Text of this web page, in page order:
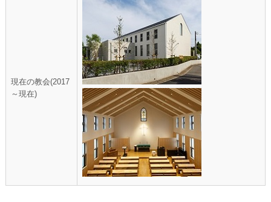
現在の教会(2017
～現在)